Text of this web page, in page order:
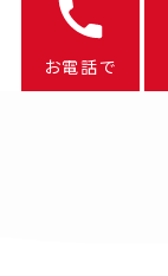
お電話で